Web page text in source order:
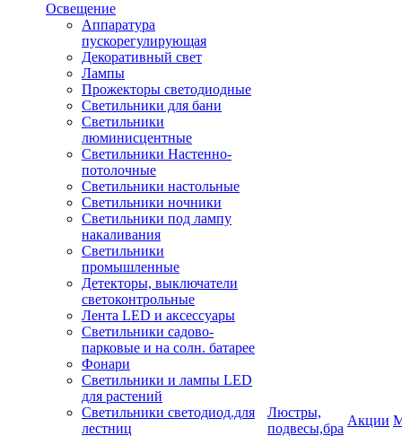
Освещение
Аппаратура
пускорегулирующая
Декоративный свет
Лампы
Прожекторы светодиодные
Светильники для бани
Светильники
люминисцентные
Светильники Настенно-
потолочные
Светильники настольные
Светильники ночники
Светильники под лампу
накаливания
Светильники
промышленные
Детекторы, выключатели
светоконтрольные
Лента LED и аксессуары
Светильники садово-
парковые и на солн. батарее
Фонари
Светильники и лампы LED
для растений
Светильники светодиод.для
лестниц
Люстры,
подвесы,бра
Акции